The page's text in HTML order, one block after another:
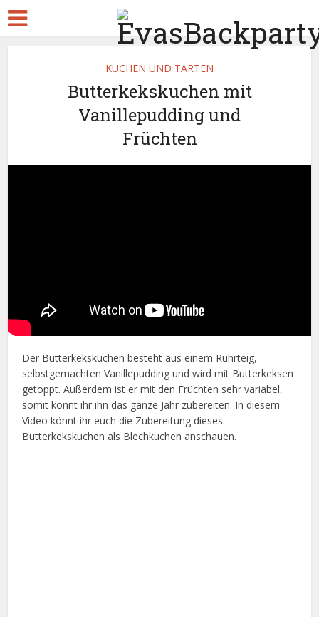
KUCHEN UND TARTEN
Butterkekskuchen mit
Vanillepudding und
Früchten
Der Butterkekskuchen besteht aus einem Rührteig,
selbstgemachten Vanillepudding und wird mit Butterkeksen
getoppt. Außerdem ist er mit den Früchten sehr variabel,
somit könnt ihr ihn das ganze Jahr zubereiten. In diesem
Video könnt ihr euch die Zubereitung dieses
Butterkekskuchen als Blechkuchen anschauen.